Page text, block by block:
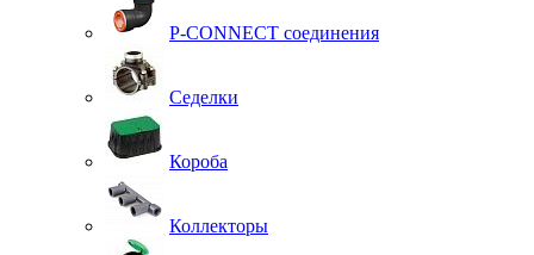
P-CONNECT соединения
Седелки
Короба
Коллекторы